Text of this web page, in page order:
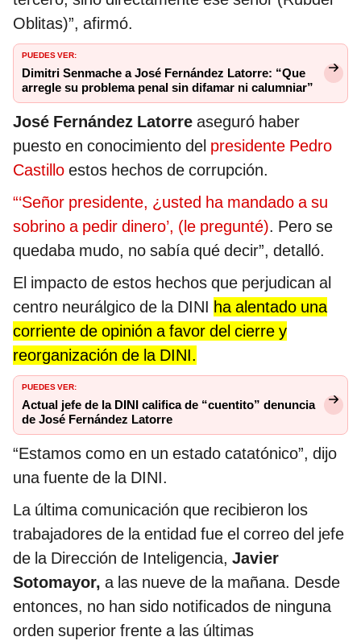
Oblitas)”, afirmó.
PUEDES VER:
Dimitri Senmache a José Fernández Latorre: “Que
arregle su problema penal sin difamar ni calumniar”
José Fernández Latorre aseguró haber
puesto en conocimiento del presidente Pedro
Castillo estos hechos de corrupción.
“‘Señor presidente, ¿usted ha mandado a su
sobrino a pedir dinero’, (le pregunté). Pero se
quedaba mudo, no sabía qué decir”, detalló.
El impacto de estos hechos que perjudican al
centro neurálgico de la DINI ha alentado una
corriente de opinión a favor del cierre y
reorganización de la DINI.
PUEDES VER:
Actual jefe de la DINI califica de “cuentito” denuncia
de José Fernández Latorre
“Estamos como en un estado catatónico”, dijo
una fuente de la DINI.
La última comunicación que recibieron los
trabajadores de la entidad fue el correo del jefe
de la Dirección de Inteligencia, Javier
Sotomayor, a las nueve de la mañana. Desde
entonces, no han sido notificados de ninguna
orden superior frente a las últimas